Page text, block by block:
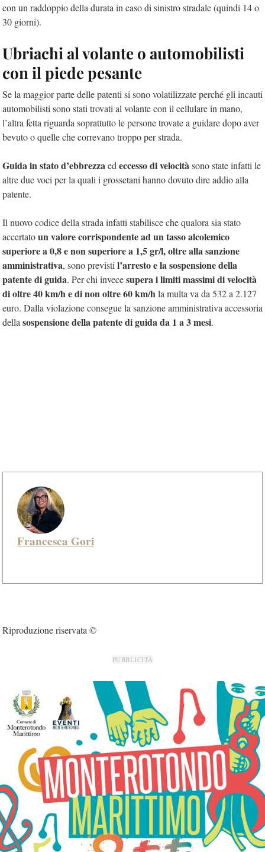
con un raddoppio della durata in caso di sinistro stradale (quindi 14 o
30 giorni).
Ubriachi al volante o automobilisti
con il piede pesante
Se la maggior parte delle patenti si sono volatilizzate perché gli incauti
automobilisti sono stati trovati al volante con il cellulare in mano,
l’altra fetta riguarda soprattutto le persone trovate a guidare dopo aver
bevuto o quelle che correvano troppo per strada.
Guida in stato d’ebbrezzaed eccesso di velocitàsono state infatti le
altre due voci per la quali i grossetani hanno dovuto dire addio alla
patente.
Il nuovo codice della strada infatti stabilisce che qualora sia stato
accertatoun valore corrispondente ad un tasso alcolemico
superiore a 0,8 e non superiore a 1,5 gr/l, oltre alla sanzione
amministrativa, sono previsti l’arresto e la sospensione della
patente di guida. Per chi invecesupera i limiti massimi di velocità
di oltre 40 km/h e di non oltre 60 km/hla multa va da 532 a 2.127
euro. Dalla violazione consegue la sanzione amministrativa accessoria
della sospensione della patente di guida da 1 a 3 mesi.
Francesca Gori
Riproduzione riservata ©
PUBBLICITÀ